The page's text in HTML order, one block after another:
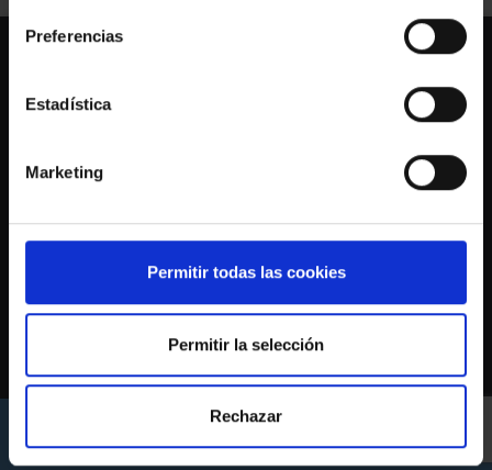
Preferencias
Estadística
Marketing
Permitir todas las cookies
Permitir la selección
Rechazar
986 110 900
asede@rccelta.es
POLÍTICA DE COOKIES